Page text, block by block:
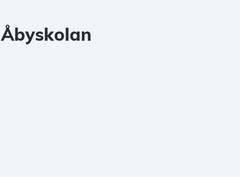
Åbyskolan